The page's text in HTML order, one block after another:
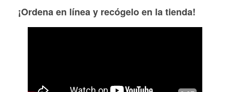
¡Ordena en línea y recógelo en la tienda!